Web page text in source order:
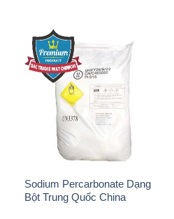
Sodium Percarbonate Dạng
Bột Trung Quốc China